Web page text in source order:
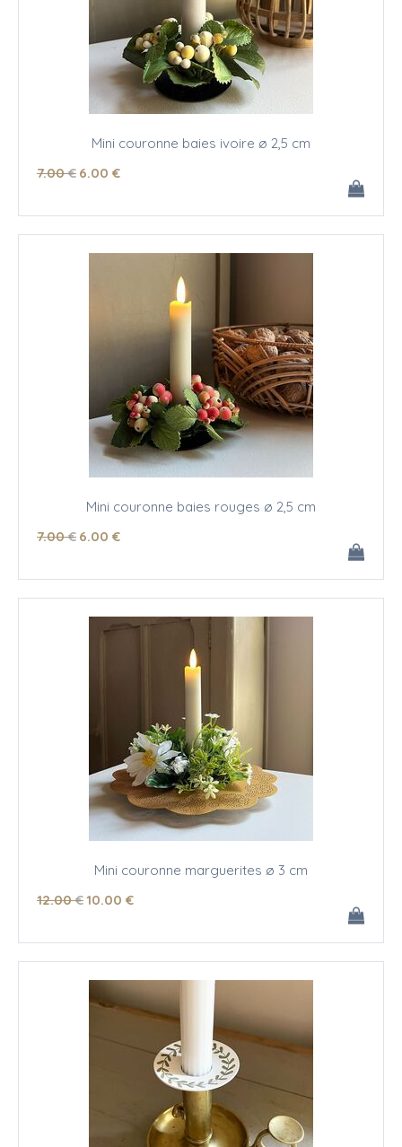
Mini couronne baies ivoire ø 2,5 cm
7.00 € 6.00 €
Mini couronne baies rouges ø 2,5 cm
7.00 € 6.00 €
Mini couronne marguerites ø 3 cm
12.00 €10.00 €